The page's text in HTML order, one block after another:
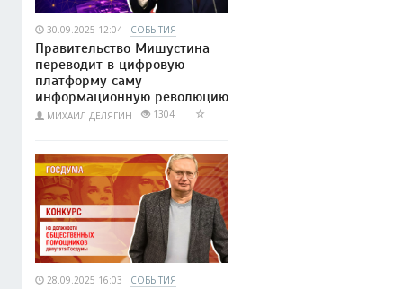
30.09.2025 12:04 СОБЫТИЯ
Правительство Мишустина
переводит в цифровую
платформу саму
информационную революцию
МИХАИЛ ДЕЛЯГИН 1304
28.09.2025 16:03 СОБЫТИЯ